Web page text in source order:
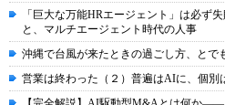
「巨大な万能HRエージェント」は必ず
と、マルチエージェント時代の人事
沖縄で台風が来たときの過ごし方、とで
営業は終わった（２）普遍はAIに、個別